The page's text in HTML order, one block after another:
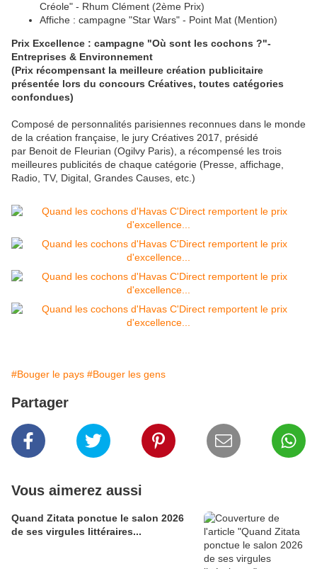
Créole" - Rhum Clément (2ème Prix)
Affiche : campagne "Star Wars" - Point Mat (Mention)
Prix Excellence : campagne "Où sont les cochons ?"-
Entreprises & Environnement
(Prix récompensant la meilleure création publicitaire
présentée lors du concours Créatives, toutes catégories
confondues)
Composé de personnalités parisiennes reconnues dans le monde
de la création française, le jury Créatives 2017, présidé
par Benoit de Fleurian (Ogilvy Paris), a récompensé les trois
meilleures publicités de chaque catégorie (Presse, affichage,
Radio, TV, Digital, Grandes Causes, etc.)
#Bouger le pays #Bouger les gens
Partager
Vous aimerez aussi
Quand Zitata ponctue le salon 2026
de ses virgules littéraires...